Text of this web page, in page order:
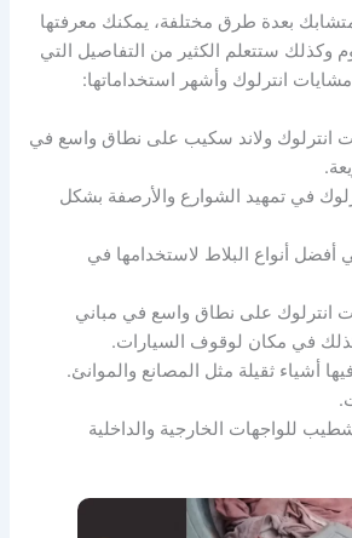
بعدة طرق مختلفة، يمكنك معرفتها
وكذلك ستتعلم الكثير من التفاصيل التي
انترلوك وأشهر استخداماتها:
انترلوك ولاند سكيب على نطاق واسع في
في تمهيد الشوارع والأرصفة بشكل
أفضل أنواع البلاط لاستخدامها في
انترلوك على نطاق واسع في مباني
في مكان لوقوف السيارات.
أشياء ثقيلة مثل المصانع والموانئ.
للواجهات الخارجية والداخلية